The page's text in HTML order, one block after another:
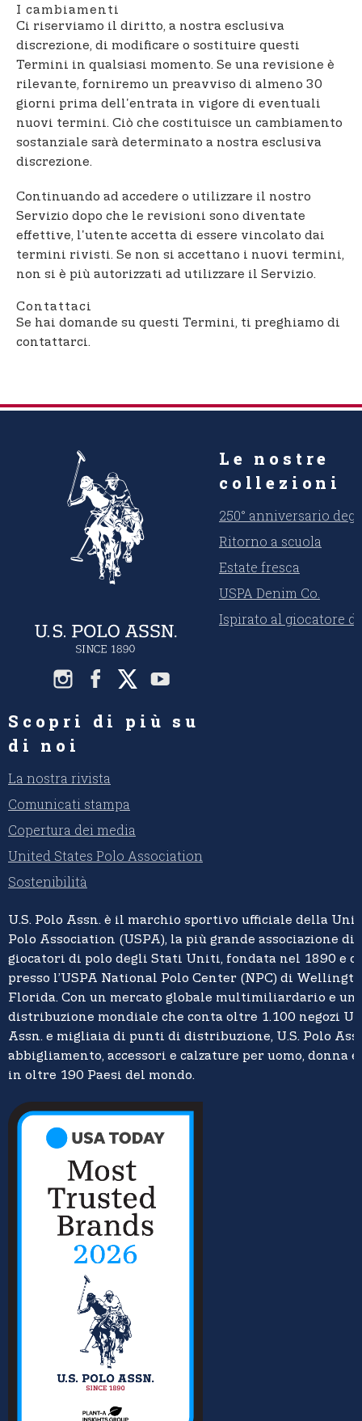
I cambiamenti
Ci riserviamo il diritto, a nostra esclusiva
discrezione, di modificare o sostituire questi
Termini in qualsiasi momento. Se una revisione è
rilevante, forniremo un preavviso di almeno 30
giorni prima dell'entrata in vigore di eventuali
nuovi termini. Ciò che costituisce un cambiamento
sostanziale sarà determinato a nostra esclusiva
discrezione.
Continuando ad accedere o utilizzare il nostro
Servizio dopo che le revisioni sono diventate
effettive, l'utente accetta di essere vincolato dai
termini rivisti. Se non si accettano i nuovi termini,
non si è più autorizzati ad utilizzare il Servizio.
Contattaci
Se hai domande su questi Termini, ti preghiamo di
contattarci.
Le nostre
collezioni
250° anniversario
Ritorno a scuola
Estate fresca
USPA Denim Co.
Ispirato al giocatore
Scopri di più su
di noi
La nostra rivista
Comunicati stampa
Copertura dei media
United States Polo Association
Sostenibilità
U.S. Polo Assn. è il marchio sportivo ufficiale della
Polo Association (USPA), la più grande associazione di
giocatori di polo degli Stati Uniti, fondata nel 1890 e
presso l’USPA National Polo Center (NPC) di
Florida. Con un mercato globale multimiliardario e
distribuzione mondiale che conta oltre 1.100 negozi
Assn. e migliaia di punti di distribuzione, U.S. Polo
abbigliamento, accessori e calzature per uomo, donna
in oltre 190 Paesi del mondo.